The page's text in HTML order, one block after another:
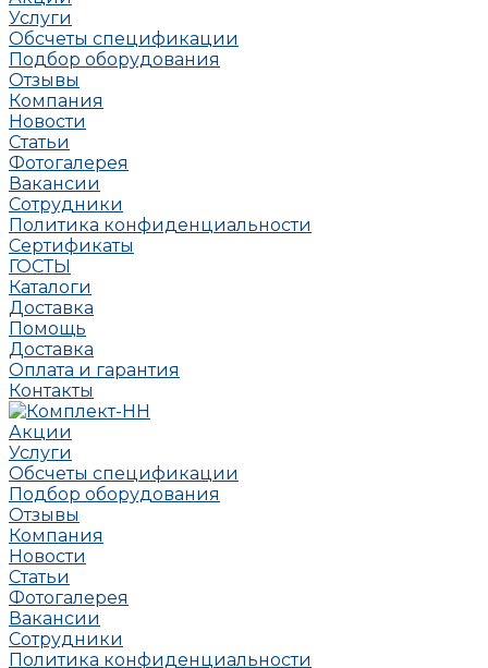
Услуги
Обсчеты спецификации
Подбор оборудования
Отзывы
Компания
Новости
Статьи
Фотогалерея
Вакансии
Сотрудники
Политика конфиденциальности
Сертификаты
ГОСТЫ
Каталоги
Доставка
Помощь
Доставка
Оплата и гарантия
Контакты
Акции
Услуги
Обсчеты спецификации
Подбор оборудования
Отзывы
Компания
Новости
Статьи
Фотогалерея
Вакансии
Сотрудники
Политика конфиденциальности